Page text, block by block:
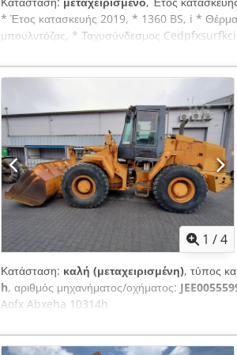
* Έτος κατασκευής 2019, * 1360 BS, i *
μπουλντόζας, * Ταχυσύνδεσμος
1 /4
Κατάσταση: καλή (μεταχειρισμένη), τύπος
h, αριθμός μηχανήματος/οχήματος:
Aofx Abxeha 10314h